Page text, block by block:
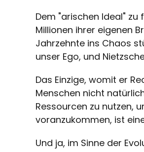
Dem "arischen Ideal"
Millionen ihrer eigenen
Jahrzehnte ins Chaos
unser Ego, und
Das Einzige, womit er
Menschen nicht
Ressourcen zu nutzen,
voranzukommen, ist
Und ja, im Sinne der